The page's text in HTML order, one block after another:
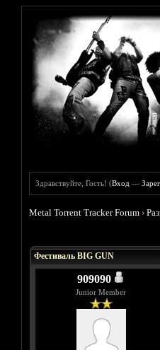
Здравствуйте, Гость! (Вход —
Metal Torrent Tracker Forum ›
Фестиваль BIG GUN
909090
Junior Member